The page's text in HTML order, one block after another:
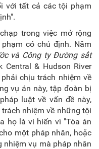
với tất cả các tội phạm
trong việc mở rộng
có chủ định. Năm
và Công ty Đường sắt
Central & Hudson River
chịu trách nhiệm về
vụ án này, tập đoàn bị
luật về vấn đề này,
nhiệm về những tội
họ là vi hiến vì "Tòa án
một pháp nhân, hoặc
vụ mà pháp nhân